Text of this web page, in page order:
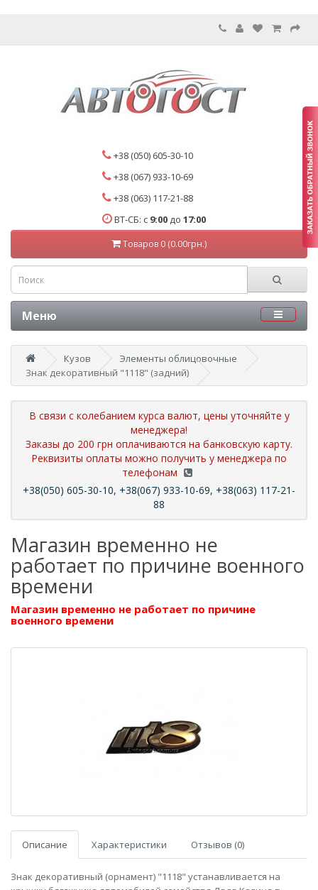
+38 (050) 605-30-10
+38 (067) 933-10-69
+38 (063) 117-21-88
ВТ-СБ: с 9:00 до 17:00
Товаров 0 (0.00грн.)
Меню
Кузов
Элементы облицовочные
Знак декоративный "1118" (задний)
В связи с колебанием курса валют, цены уточняйте у
менеджера!
Заказы до 200 грн оплачиваются на банковскую карту.
Реквизиты оплаты можно получить у менеджера по
телефонам
+38(050) 605-30-10, +38(067) 933-10-69, +38(063) 117-21-
88
Магазин временно не
работает по причине военного
времени
Магазин временно не работает по причине
военного времени
Описание Характеристики Отзывов (0)
Знак декоративный (орнамент) "1118" устанавливается на